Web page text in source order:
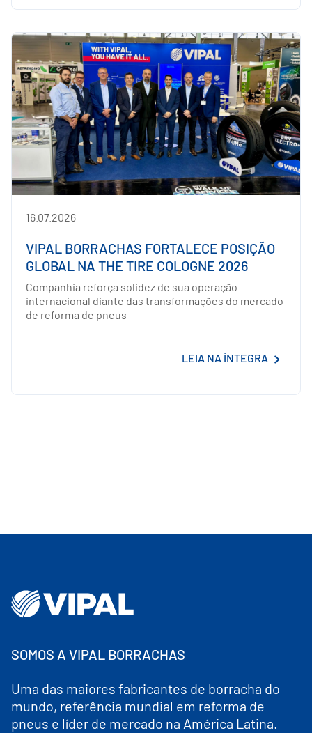
16.07.2026
VIPAL BORRACHAS FORTALECE POSIÇÃO
GLOBAL NA THE TIRE COLOGNE 2026
Companhia reforça solidez de sua operação
internacional diante das transformações do mercado
de reforma de pneus
LEIA NA ÍNTEGRA
SOMOS A VIPAL BORRACHAS
Uma das maiores fabricantes de borracha do
mundo, referência mundial em reforma de
pneus e líder de mercado na América Latina.